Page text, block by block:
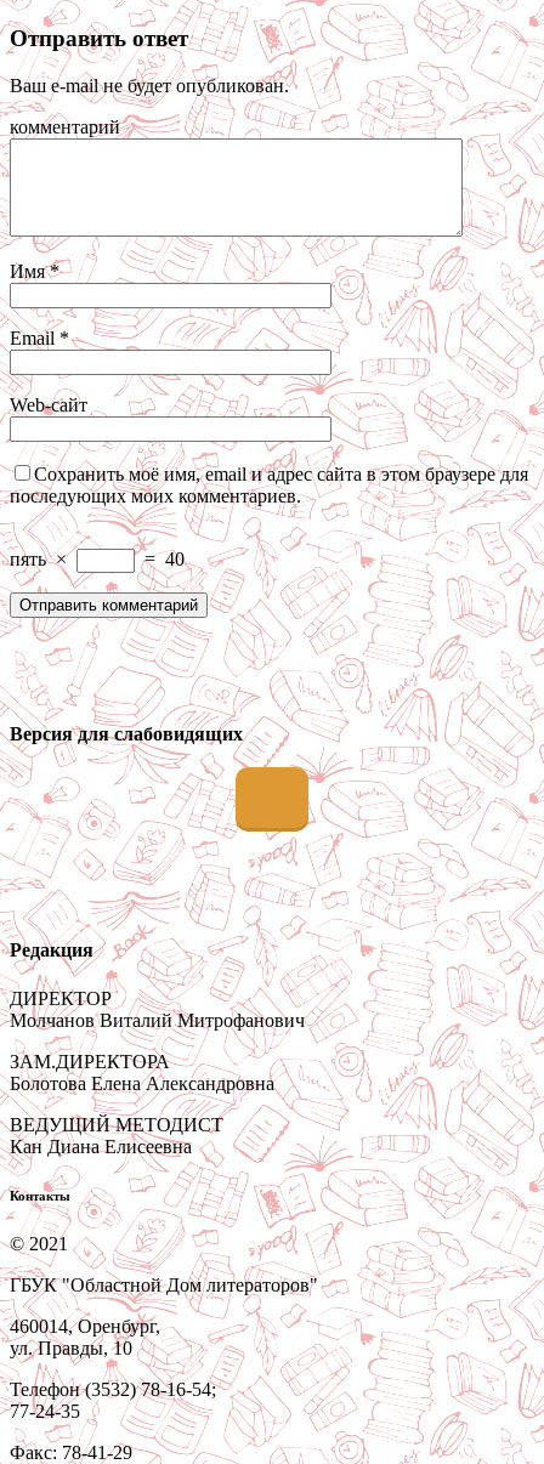
Отправить ответ
Ваш e-mail не будет опубликован.
комментарий
Имя*
Email *
Web-сайт
Сохранить моё имя, email и адрес сайта в этом браузере для
последующих моих комментариев.
пять × = 40
Версия для слабовидящих
Редакция
ДИРЕКТОР
Молчанов Виталий Митрофанович
ЗАМ.ДИРЕКТОРА
Болотова Елена Александровна
ВЕДУЩИЙ МЕТОДИСТ
Кан Диана Елисеевна
Контакты
© 2021
ГБУК "Областной Дом литераторов"
460014, Оренбург,
ул. Правды, 10
Телефон (3532) 78-16-54;
77-24-35
Факс: 78-41-29